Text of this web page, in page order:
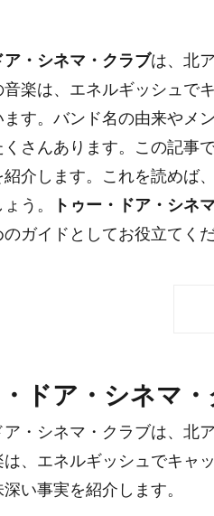
ア・シネマ・クラブは、北
楽は、エネルギッシュで
ます。バンド名の由来やメ
さんあります。この記事で
介します。これを読めば
う。
トゥー・ドア・シネ
ガイドとしてお役立てくだ
・ドア・シネマ
ア・シネマ・クラブは、北
、エネルギッシュでキャ
い事実を紹介します。